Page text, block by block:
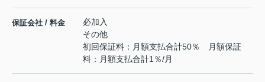
保証会社 / 料金
必加入
その他
初回保証料：月額支払合計50％ 月額保証
料：月額支払合計1％/月